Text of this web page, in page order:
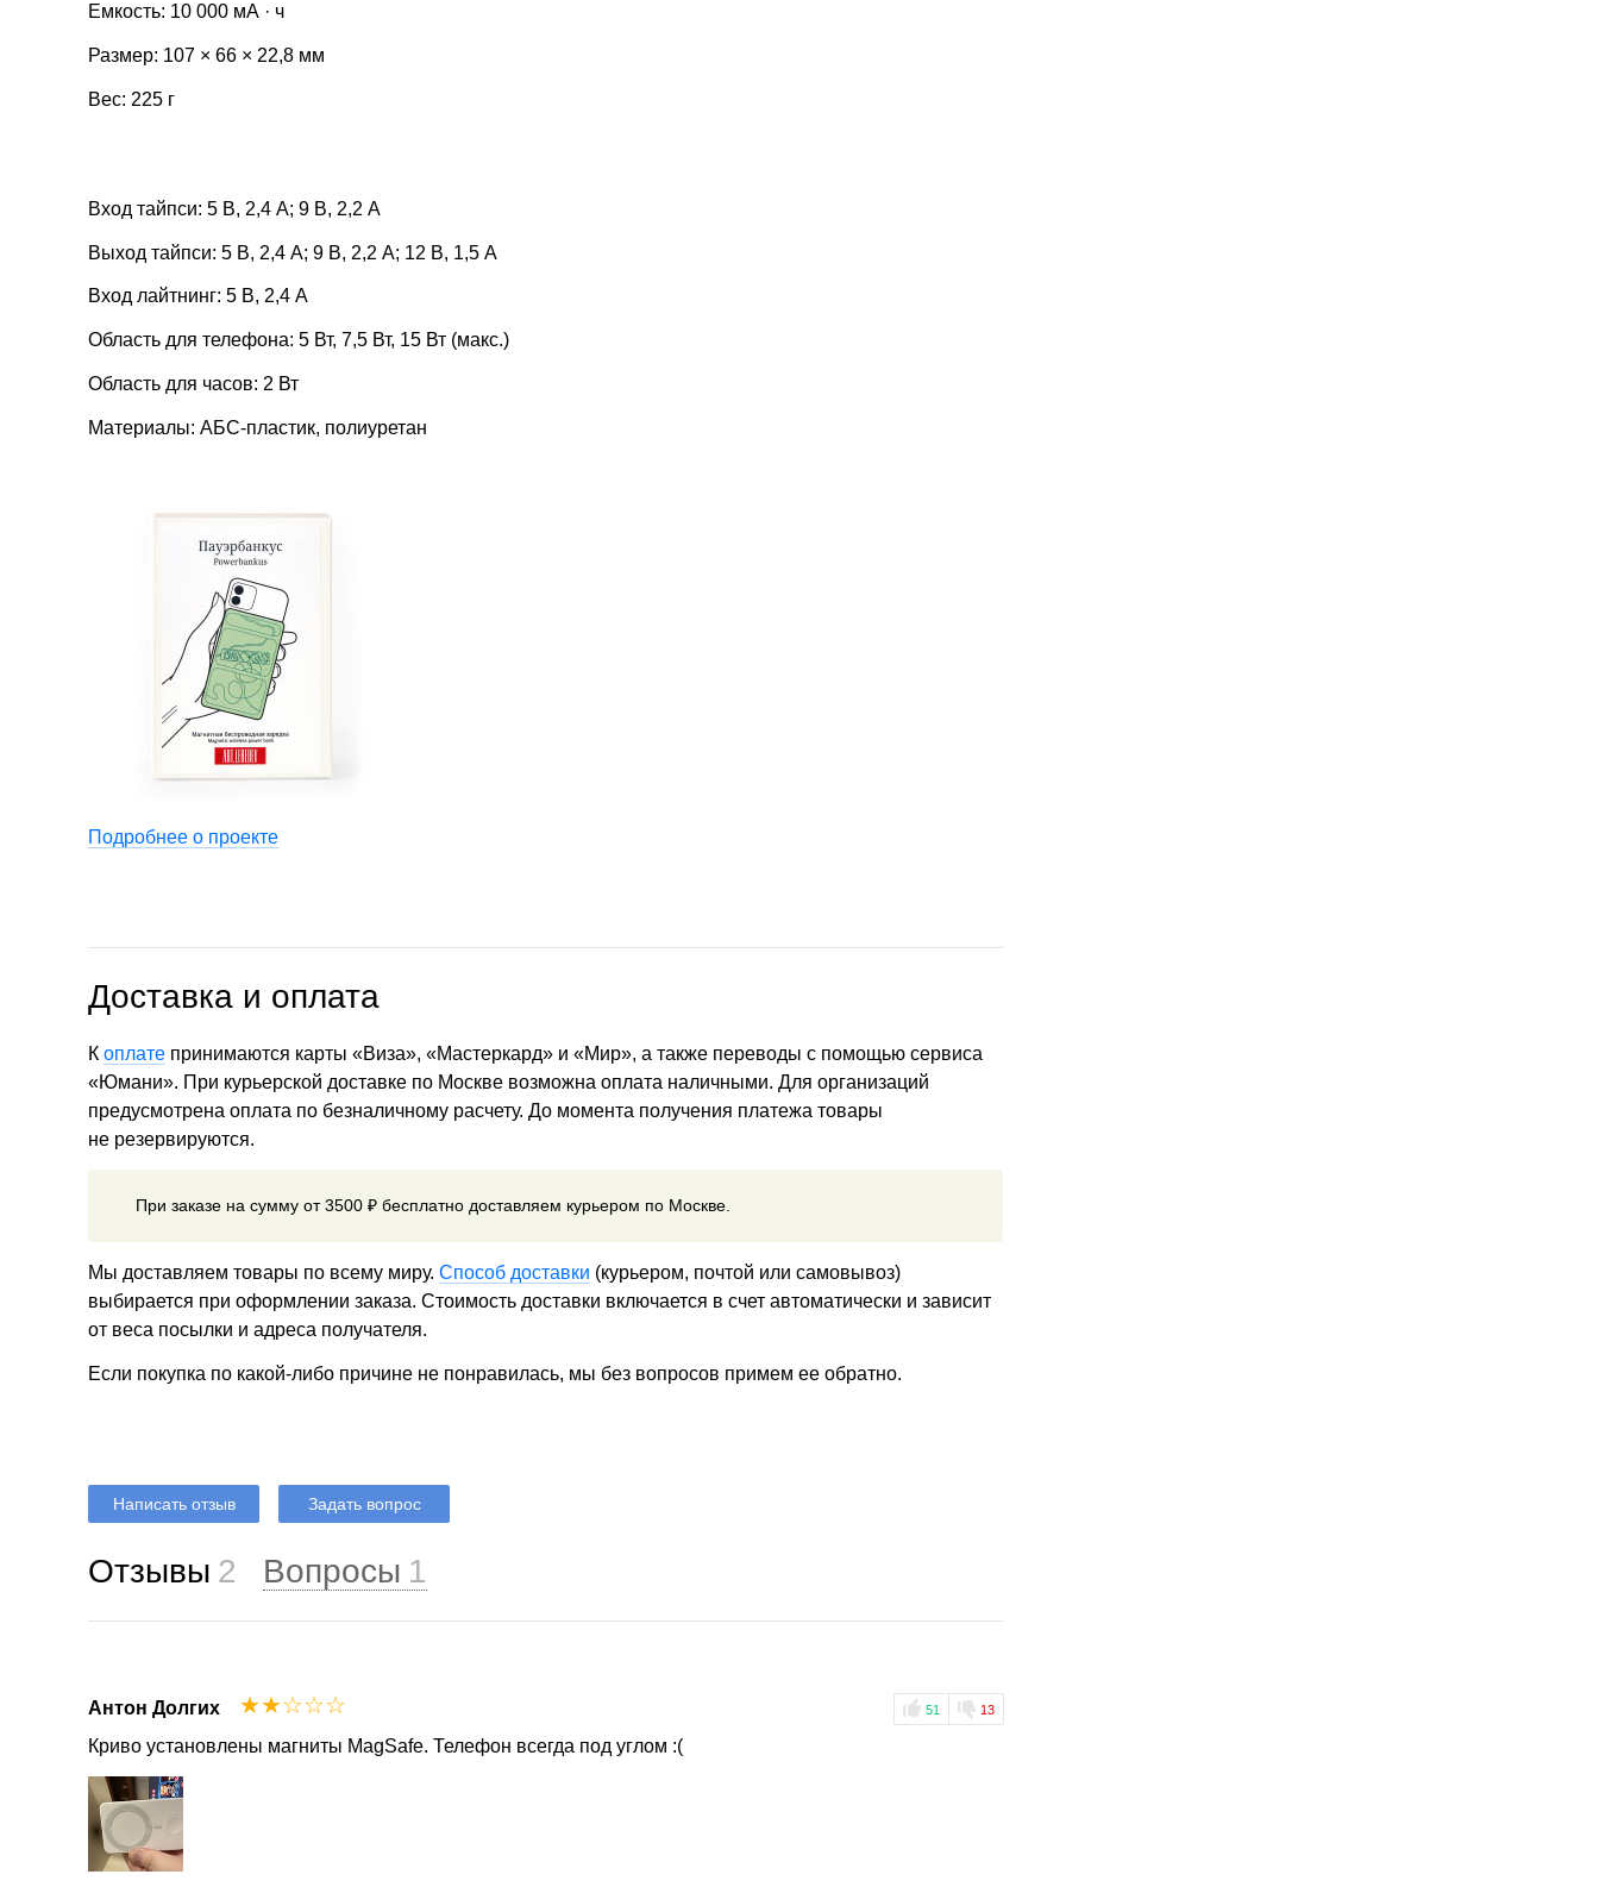
Емкость: 10 000 мА · ч
Размер: 107 × 66 × 22,8 мм
Вес: 225 г
Вход тайпси: 5 В, 2,4 А; 9 В, 2,2 А
Выход тайпси: 5 В, 2,4 А; 9 В, 2,2 А; 12 В, 1,5 А
Вход лайтнинг: 5 В, 2,4 А
Область для телефона: 5 Вт, 7,5 Вт, 15 Вт (макс.)
Область для часов: 2 Вт
Материалы: АБС-пластик, полиуретан
Подробнее о проекте
Доставка и оплата
К оплате принимаются карты «Виза», «Мастеркард» и «Мир», а также переводы с помощью сервиса
«Юмани». При курьерской доставке по Москве возможна оплата наличными. Для организаций
предусмотрена оплата по безналичному расчету. До момента получения платежа товары
не резервируются.
При заказе на сумму от 3500 ₽ бесплатно доставляем курьером по Москве.
Мы доставляем товары по всему миру. Способ доставки (курьером, почтой или самовывоз)
выбирается при оформлении заказа. Стоимость доставки включается в счет автоматически и зависит
от веса посылки и адреса получателя.
Если покупка по какой-либо причине не понравилась, мы без вопросов примем ее обратно.
Написать отзыв Задать вопрос
Отзывы 2 Вопросы 1
Антон Долгих 51 13
☆
☆
☆
☆
☆
Криво установлены магниты MagSafe. Телефон всегда под углом :(